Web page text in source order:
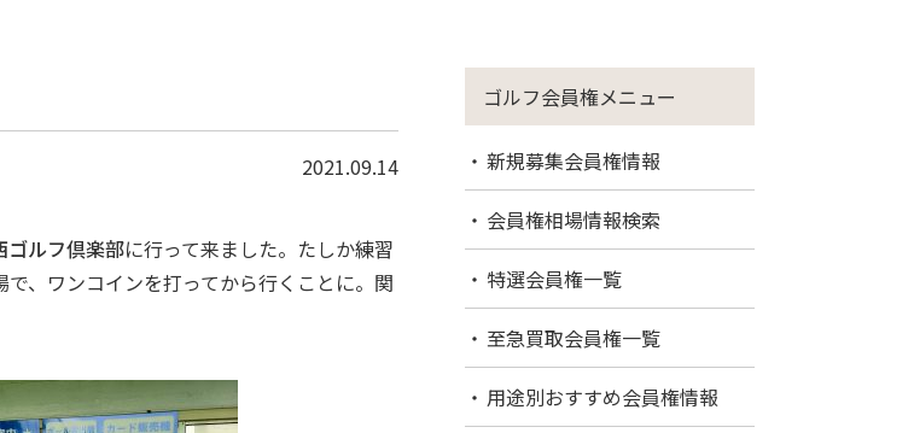
2021.09.14
ゴルフ倶楽部に行って来ました。たしか練習
で、ワンコインを打ってから行くことに。関
ゴルフ会員権メニュー
新規募集会員権情報
会員権相場情報検索
特選会員権一覧
至急買取会員権一覧
用途別おすすめ会員権情報